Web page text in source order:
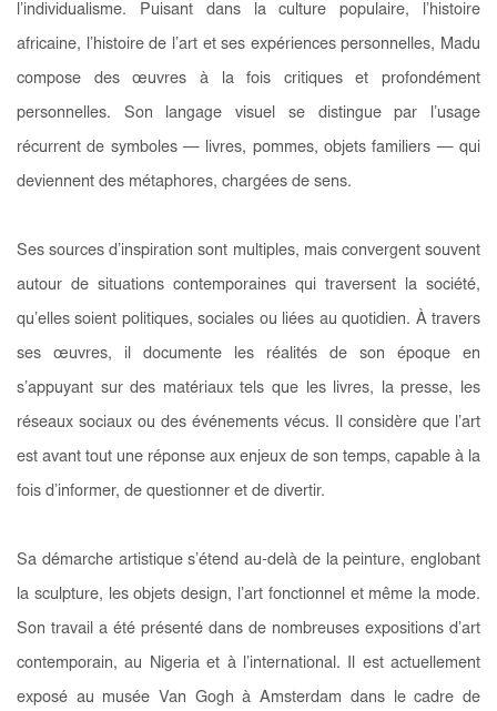
l’individualisme. Puisant dans la culture populaire, l’histoire
africaine, l’histoire de l’art et ses expériences personnelles, Madu
compose des œuvres à la fois critiques et profondément
personnelles. Son langage visuel se distingue par l’usage
récurrent de symboles — livres, pommes, objets familiers — qui
deviennent des métaphores, chargées de sens.
Ses sources d’inspiration sont multiples, mais convergent souvent
autour de situations contemporaines qui traversent la société,
qu’elles soient politiques, sociales ou liées au quotidien. À travers
ses œuvres, il documente les réalités de son époque en
s’appuyant sur des matériaux tels que les livres, la presse, les
réseaux sociaux ou des événements vécus. Il considère que l’art
est avant tout une réponse aux enjeux de son temps, capable à la
fois d’informer, de questionner et de divertir.
Sa démarche artistique s’étend au-delà de la peinture, englobant
la sculpture, les objets design, l’art fonctionnel et même la mode.
Son travail a été présenté dans de nombreuses expositions d’art
contemporain, au Nigeria et à l’international. Il estactuellement
exposé au musée Van Gogh à Amsterdam dans le cadre de